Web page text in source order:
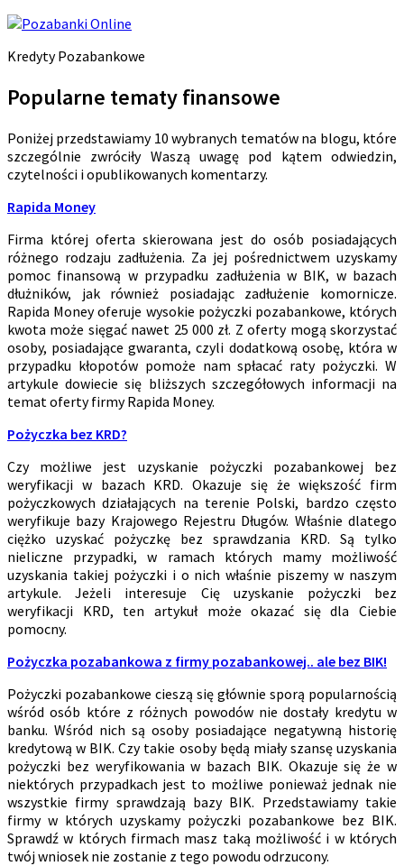
Kredyty Pozabankowe
Popularne tematy finansowe
Poniżej przedstawiamy 10 wybranych tematów na blogu, które
szczególnie zwróciły Waszą uwagę pod kątem odwiedzin,
czytelności i opublikowanych komentarzy.
Rapida Money
Firma której oferta skierowana jest do osób posiadających
różnego rodzaju zadłużenia. Za jej pośrednictwem uzyskamy
pomoc finansową w przypadku zadłużenia w BIK, w bazach
dłużników, jak również posiadając zadłużenie komornicze.
Rapida Money oferuje wysokie pożyczki pozabankowe, których
kwota może sięgać nawet 25 000 zł. Z oferty mogą skorzystać
osoby, posiadające gwaranta, czyli dodatkową osobę, która w
przypadku kłopotów pomoże nam spłacać raty pożyczki. W
artykule dowiecie się bliższych szczegółowych informacji na
temat oferty firmy Rapida Money.
Pożyczka bez KRD?
Czy możliwe jest uzyskanie pożyczki pozabankowej bez
weryfikacji w bazach KRD. Okazuje się że większość firm
pożyczkowych działających na terenie Polski, bardzo często
weryfikuje bazy Krajowego Rejestru Długów. Właśnie dlatego
ciężko uzyskać pożyczkę bez sprawdzania KRD. Są tylko
nieliczne przypadki, w ramach których mamy możliwość
uzyskania takiej pożyczki i o nich właśnie piszemy w naszym
artykule. Jeżeli interesuje Cię uzyskanie pożyczki bez
weryfikacji KRD, ten artykuł może okazać się dla Ciebie
pomocny.
Pożyczka pozabankowa z firmy pozabankowej.. ale bez BIK!
Pożyczki pozabankowe cieszą się głównie sporą popularnością
wśród osób które z różnych powodów nie dostały kredytu w
banku. Wśród nich są osoby posiadające negatywną historię
kredytową w BIK. Czy takie osoby będą miały szansę uzyskania
pożyczki bez weryfikowania w bazach BIK. Okazuje się że w
niektórych przypadkach jest to możliwe ponieważ jednak nie
wszystkie firmy sprawdzają bazy BIK. Przedstawiamy takie
firmy w których uzyskamy pożyczki pozabankowe bez BIK.
Sprawdź w których firmach masz taką możliwość i w których
twój wniosek nie zostanie z tego powodu odrzucony.